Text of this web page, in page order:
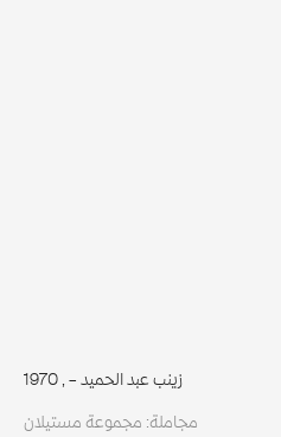
زينب عبد الحميد –
مجاملة: مجموعة مستيلان